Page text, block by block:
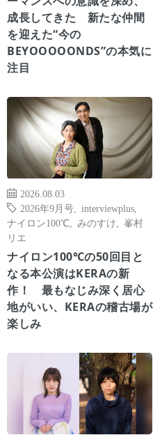
成長してきた 新たな仲間
を迎えた“今の
BEYOOOOONDS”の本気に
注目
2026.08.03
2026年9月号
interviewplus
ナイロン100℃
みのすけ
峯村
リエ
ナイロン100℃の50回目と
なる本公演はKERAの新
作！ 最もなじみ深く居心
地がいい、KERAの稽古場が
楽しみ